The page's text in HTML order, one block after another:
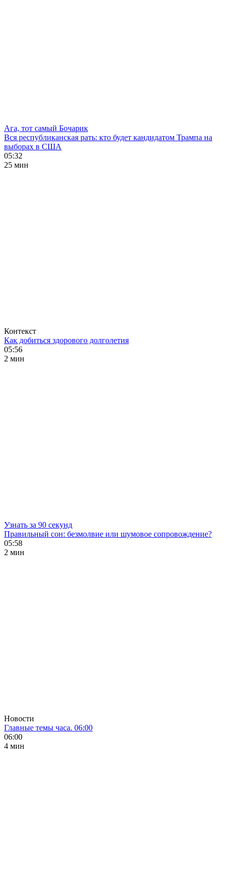
Ага, тот самый Бочарик
Вся республиканская рать: кто будет кандидатом Трампа на
выборах в США
05:32
25 мин
Контекст
Как добиться здорового долголетия
05:56
2 мин
Узнать за 90 секунд
Правильный сон: безмолвие или шумовое сопровождение?
05:58
2 мин
Новости
Главные темы часа. 06:00
06:00
4 мин